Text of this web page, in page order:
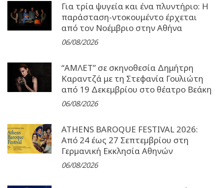
Για τρία ψυγεία και ένα πλυντήριο: Η
παράσταση-ντοκουμέντο έρχεται
από τον Νοέμβριο στην Αθήνα
06/08/2026
“ΑΜΛΕΤ” σε σκηνοθεσία Δημήτρη
Καραντζά με τη Στεφανία Γουλιώτη
από 19 Δεκεμβρίου στο θέατρο Βεάκη
06/08/2026
ATHENS BAROQUE FESTIVAL 2026:
Από 24 έως 27 Σεπτεµβρίου στη
Γερµανική Εκκλησία Αθηνών
06/08/2026